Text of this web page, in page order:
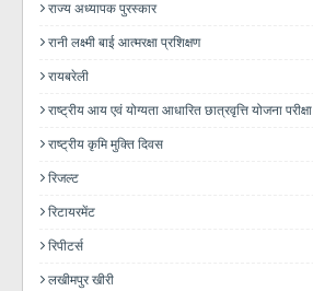
राज्य अध्यापक पुरस्कार
रानी लक्ष्मी बाई आत्मरक्षा प्रशिक्षण
रायबरेली
राष्ट्रीय आय एवं योग्यता आधारित छात्रवृत्ति योजना परीक्षा
राष्ट्रीय कृमि मुक्ति दिवस
रिजल्ट
रिटायरमेंट
रिपीटर्स
लखीमपुर खीरी